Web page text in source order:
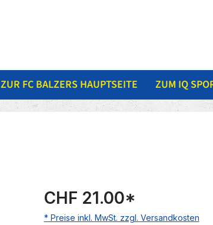
ZUR FC BALZERS HAUPTSEITE ZUM IQ
CHF 21.00*
* Preise inkl. MwSt. zzgl. Versandkosten